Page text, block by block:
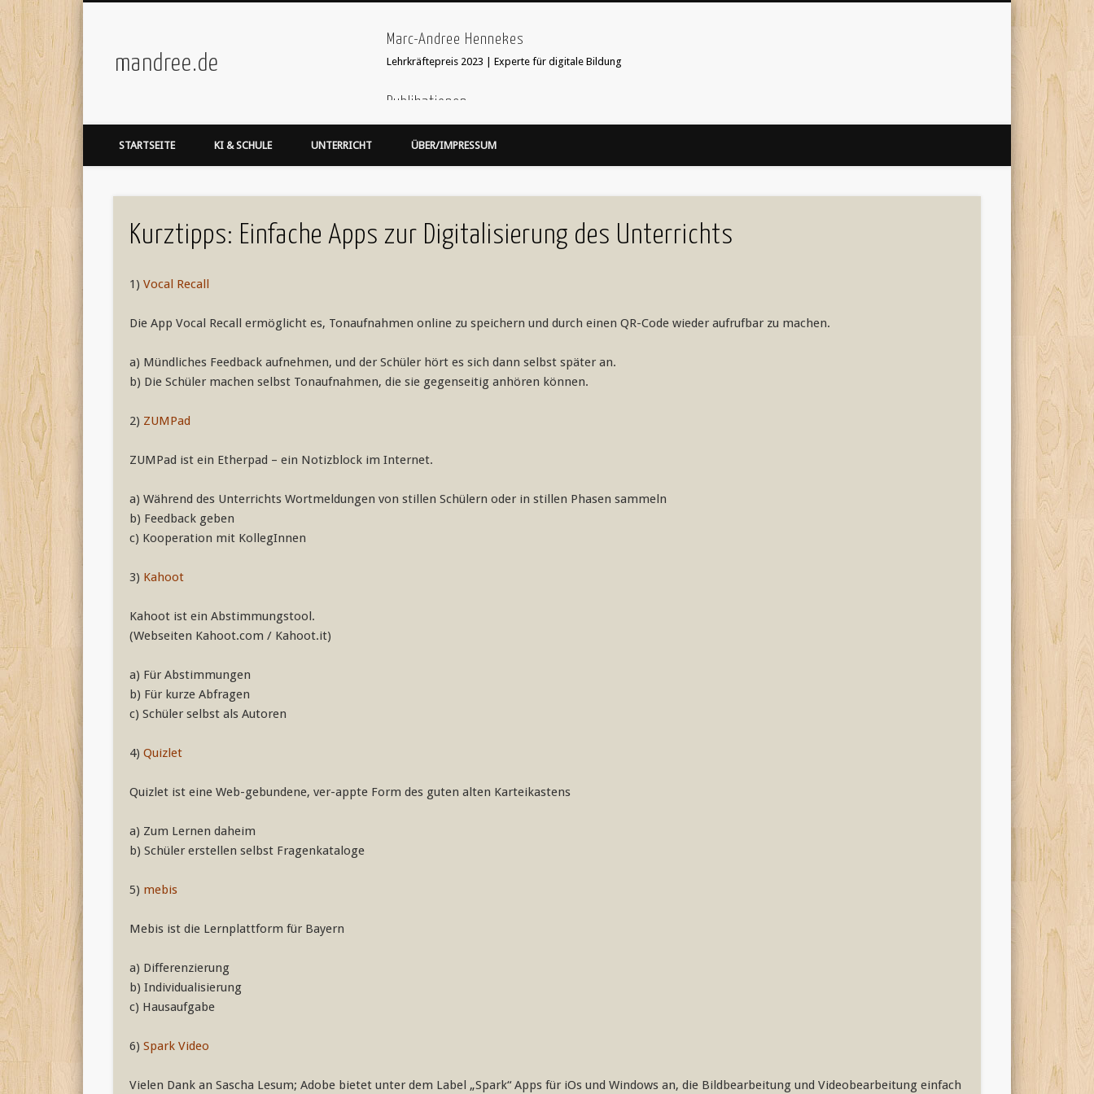
mandree.de
Marc-Andree Hennekes
Lehrkräftepreis 2023 | Experte für digitale Bildung
Publikationen
33 Ideen digitale Medien Englisch - step-by-step webcoach. Recherche im Internet
'Stop Motion Filme im Unterricht' in 'Web 2.0 im Fremdsprachenunterricht'
STARTSEITE KI & SCHULE UNTERRICHT ÜBER/IMPRESSUM
Kurztipps: Einfache Apps zur Digitalisierung des Unterrichts
1) Vocal Recall
Die App Vocal Recall ermöglicht es, Tonaufnahmen online zu speichern und durch einen QR-Code wieder aufrufbar zu machen.
a) Mündliches Feedback aufnehmen, und der Schüler hört es sich dann selbst später an.
b) Die Schüler machen selbst Tonaufnahmen, die sie gegenseitig anhören können.
2) ZUMPad
ZUMPad ist ein Etherpad – ein Notizblock im Internet.
a) Während des Unterrichts Wortmeldungen von stillen Schülern oder in stillen Phasen sammeln
b) Feedback geben
c) Kooperation mit KollegInnen
3) Kahoot
Kahoot ist ein Abstimmungstool.
(Webseiten Kahoot.com / Kahoot.it)
a) Für Abstimmungen
b) Für kurze Abfragen
c) Schüler selbst als Autoren
4) Quizlet
Quizlet ist eine Web-gebundene, ver-appte Form des guten alten Karteikastens
a) Zum Lernen daheim
b) Schüler erstellen selbst Fragenkataloge
5) mebis
Mebis ist die Lernplattform für Bayern
a) Differenzierung
b) Individualisierung
c) Hausaufgabe
6) Spark Video
Vielen Dank an Sascha Lesum; Adobe bietet unter dem Label „Spark“ Apps für iOs und Windows an, die Bildbearbeitung und Videobearbeitung einfach